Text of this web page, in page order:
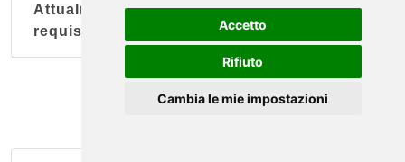
Accetto
Rifiuto
Cambia le mie impostazioni
Attualmente nessun soggetto con questi
requisiti